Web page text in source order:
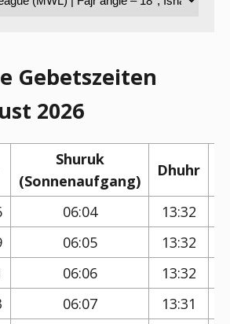
Gebetszeiten
2026
Shuruk
(Sonnenaufgang)
Dhuhr
06:04 13:32
06:05 13:32
06:06 13:32
06:07 13:31